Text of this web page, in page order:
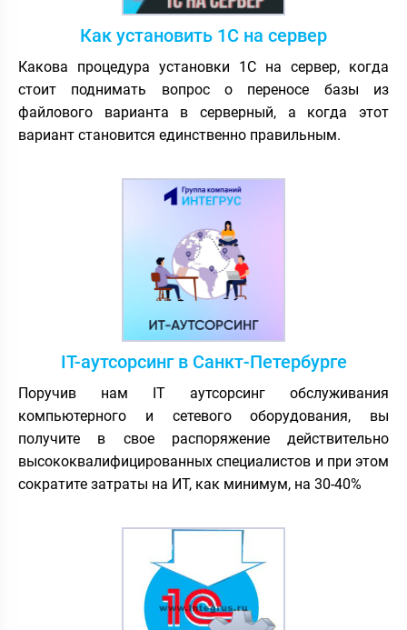
Как установить 1С на сервер
Какова процедура установки 1С на сервер, когда
стоит поднимать вопрос о переносе базы из
файлового варианта в серверный, а когда этот
вариант становится единственно правильным.
IT-аутсорсинг в Санкт-Петербурге
Поручив нам IT аутсорсинг обслуживания
компьютерного и сетевого оборудования, вы
получите в свое распоряжение действительно
высококвалифицированных специалистов и при этом
сократите затраты на ИТ, как минимум, на 30-40%